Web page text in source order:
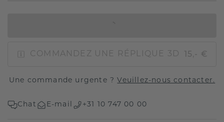
COMMANDEZ UNE RÉPLIQUE 3D 15,- €
Une commande urgente ?Veuillez-nous contacter.
Chat E-mail +31 10 747 00 00